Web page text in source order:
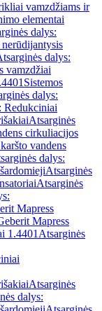
vamzdžiams ir
elementai
dalys:
dalys:
vamzdžiai
Sistemos
dalys:
Redukciniai
Atsarginės
cirkuliacijos
vandens
dalys:
Atsarginės
Atsarginės
Mapress
Mapress
1.4401 Atsarginės
Atsarginės
dalys: